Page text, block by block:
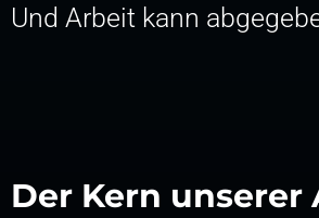
Und Arbeit kann
Der Kern unserer